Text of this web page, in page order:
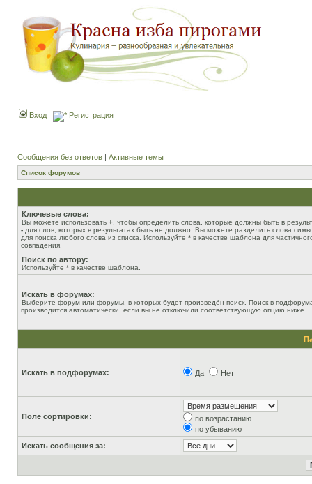
Вход Регистрация
Сообщения без ответов | Активные темы
Список форумов
Ключевые слова:
Вы можете использовать + , чтобы определить слова, которые должны быть в
- для слов, которых в результатах быть не должно. Вы можете разделить слова
для поиска любого слова из списка. Используйте * в качестве шаблона для
совпадения.
Поиск по автору:
Используйте * в качестве шаблона.
Искать в форумах:
Выберите форум или форумы, в которых будет произведён поиск. Поиск в
производится автоматически, если вы не отключили соответствующую опцию ниже.
Искать в подфорумах: Да Нет
Поле сортировки:
по возрастанию
по убыванию
Искать сообщения за: